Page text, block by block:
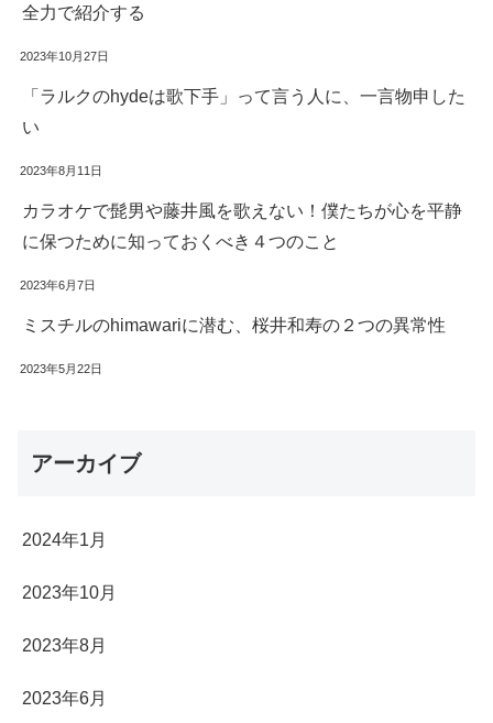
全力で紹介する
2023年10月27日
「ラルクのhydeは歌下手」って言う人に、一言物申した
い
2023年8月11日
カラオケで髭男や藤井風を歌えない！僕たちが心を平静
に保つために知っておくべき４つのこと
2023年6月7日
ミスチルのhimawariに潜む、桜井和寿の２つの異常性
2023年5月22日
アーカイブ
2024年1月
2023年10月
2023年8月
2023年6月